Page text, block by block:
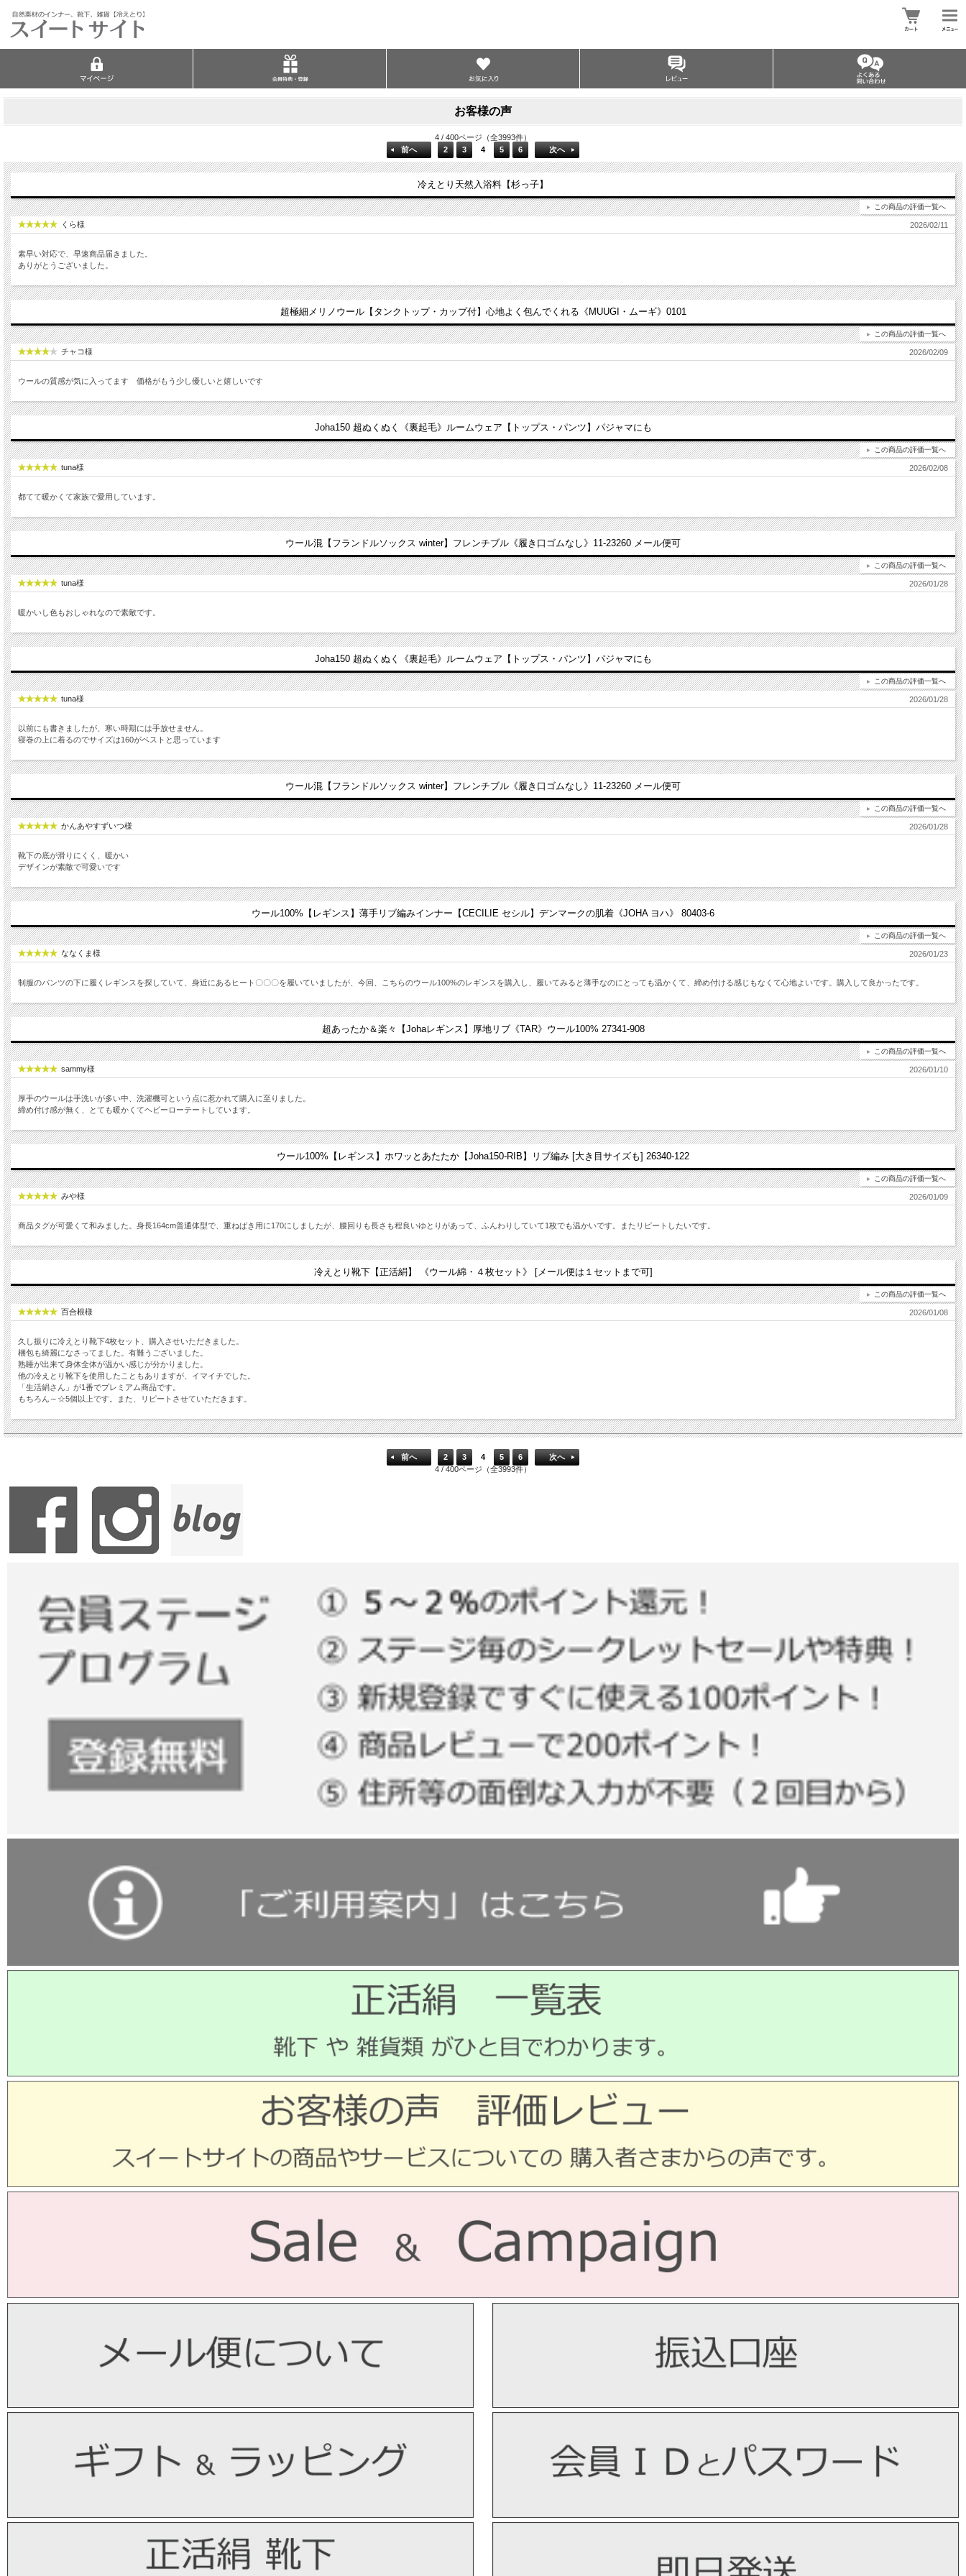
お客様の声
4 / 400ページ（全3993件）
前へ
2 3 4 5 6 次へ
冷えとり天然入浴料【杉っ子】
この商品の評価一覧へ
くら様 2026/02/11
素早い対応で、早速商品届きました。
ありがとうございました。
超極細メリノウール【タンクトップ・カップ付】心地よく包んでくれる《MUUGI・ムーギ》0101
この商品の評価一覧へ
チャコ様 2026/02/09
ウールの質感が気に入ってます 価格がもう少し優しいと嬉しいです
Joha150 超ぬくぬく《裏起毛》ルームウェア【トップス・パンツ】パジャマにも
この商品の評価一覧へ
tuna様 2026/02/08
都てて暖かくて家族で愛用しています。
ウール混【フランドルソックス winter】フレンチブル《履き口ゴムなし》11-23260 メール便可
この商品の評価一覧へ
tuna様 2026/01/28
暖かいし色もおしゃれなので素敵です。
Joha150 超ぬくぬく《裏起毛》ルームウェア【トップス・パンツ】パジャマにも
この商品の評価一覧へ
tuna様 2026/01/28
以前にも書きましたが、寒い時期には手放せません。
寝巻の上に着るのでサイズは160がベストと思っています
ウール混【フランドルソックス winter】フレンチブル《履き口ゴムなし》11-23260 メール便可
この商品の評価一覧へ
かんあやすずいつ様 2026/01/28
靴下の底が滑りにくく、暖かい
デザインが素敵で可愛いです
ウール100%【レギンス】薄手リブ編みインナー【CECILIE セシル】デンマークの肌着《JOHA ヨハ》 80403-6
この商品の評価一覧へ
ななくま様 2026/01/23
制服のパンツの下に履くレギンスを探していて、身近にあるヒート〇〇〇を履いていましたが、今回、こちらのウール100%のレギンスを購入し、履いてみると薄手なのにとっても温かくて、締め付ける感じもなくて心地よいです。購入して良かったです。
超あったか＆楽々【Johaレギンス】厚地リブ《TAR》ウール100% 27341-908
この商品の評価一覧へ
sammy様 2026/01/10
厚手のウールは手洗いが多い中、洗濯機可という点に惹かれて購入に至りました。
締め付け感が無く、とても暖かくてヘビーローテートしています。
ウール100%【レギンス】ホワッとあたたか【Joha150-RIB】リブ編み [大き目サイズも] 26340-122
この商品の評価一覧へ
みや様 2026/01/09
商品タグが可愛くて和みました。身長164cm普通体型で、重ねばき用に170にしましたが、腰回りも長さも程良いゆとりがあって、ふんわりしていて1枚でも温かいです。またリピートしたいです。
冷えとり靴下【正活絹】 《ウール綿・４枚セット》 [メール便は１セットまで可]
この商品の評価一覧へ
百合根様 2026/01/08
久し振りに冷えとり靴下4枚セット、購入させいただきました。
梱包も綺麗になさってました。有難うございました。
熟睡が出来て身体全体が温かい感じが分かりました。
他の冷えとり靴下を使用したこともありますが、イマイチでした。
「生活絹さん」が1番でプレミアム商品です。
もちろん～☆5個以上です。また、リピートさせていただきます。
前へ 2 3 4 5 6
次へ
4 / 400ページ（全3993件）